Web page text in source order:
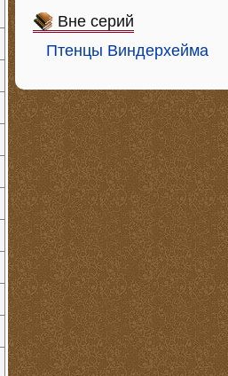
Вне серий
Птенцы Виндерхейма